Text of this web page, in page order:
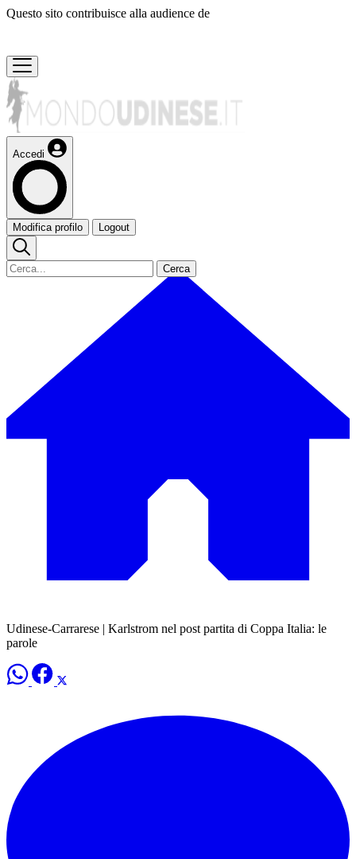
Questo sito contribuisce alla audience de
Accedi
Modifica profilo Logout
Cerca
Udinese-Carrarese | Karlstrom nel post partita di Coppa Italia: le
parole